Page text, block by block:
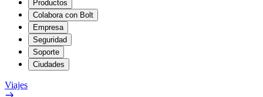
Productos
Colabora con Bolt
Empresa
Seguridad
Soporte
Ciudades
Viajes